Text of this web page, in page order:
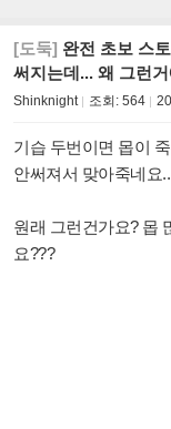
[도둑] 완전 초보 스
써지는데... 왜 그런
Shinknight 조회: 564
기습 두번이면 몹이
안써져서 맞아죽네요
원래 그런건가요? 몹
요???